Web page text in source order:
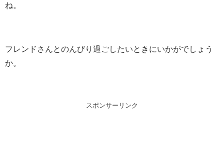
ね。
フレンドさんとのんびり過ごしたいときにいかがでしょう
か。
スポンサーリンク